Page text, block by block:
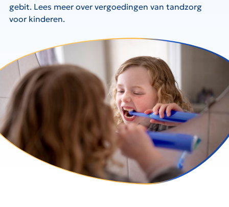
gebit. Lees meer over vergoedingen van tandzorg
voor kinderen.